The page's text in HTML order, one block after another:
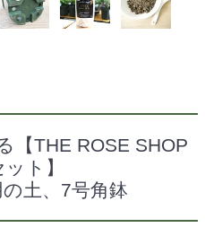
【THE ROSE SHOP
ト】
土、7号角鉢